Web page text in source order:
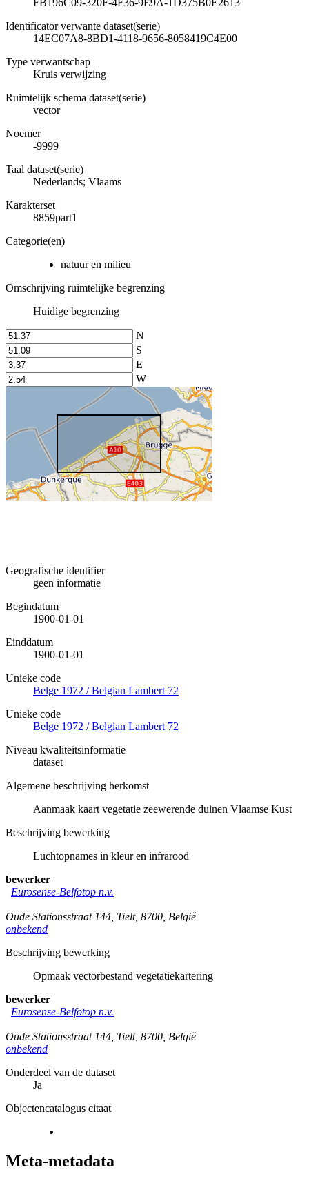
Identificator verwante dataset(serie)
14EC07A8-8BD1-4118-9656-8058419C4E00
Type verwantschap
Kruis verwijzing
Ruimtelijk schema dataset(serie)
vector
Noemer
-9999
Taal dataset(serie)
Nederlands; Vlaams
Karakterset
8859part1
Categorie(en)
natuur en milieu
Omschrijving ruimtelijke begrenzing
Huidige begrenzing
N
S
E
W
Geografische identifier
geen informatie
Begindatum
1900-01-01
Einddatum
1900-01-01
Unieke code
Belge 1972 / Belgian Lambert 72
Unieke code
Belge 1972 / Belgian Lambert 72
Niveau kwaliteitsinformatie
dataset
Algemene beschrijving herkomst
Aanmaak kaart vegetatie zeewerende duinen Vlaamse Kust
Beschrijving bewerking
Luchtopnames in kleur en infrarood
bewerker
Eurosense-Belfotop n.v.
Oude Stationsstraat 144 Tielt, 8700 België
onbekend
Beschrijving bewerking
Opmaak vectorbestand vegetatiekartering
bewerker
Eurosense-Belfotop n.v.
Oude Stationsstraat 144 Tielt, 8700 België
onbekend
Onderdeel van de dataset
Ja
Objectencatalogus citaat
Meta-metadata